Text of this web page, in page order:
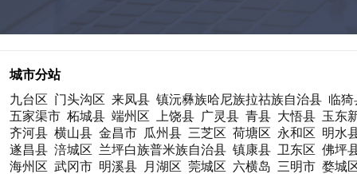
城市分站
九台区 门头沟区 来凤县 镇沅彝族哈尼族拉祜族自治县 临猗
五家渠市 柘城县 端州区 上饶县 广灵县 青县 大悟县 玉东
齐河县 横山县 金昌市 瓜州县 三芝区 荷塘区 永和区 明水
遂昌县 涪城区 兰坪白族普米族自治县 镇康县 卫东区 佛坪
海州区 武冈市 明溪县 月湖区 莞城区 六横岛 三明市 婺城